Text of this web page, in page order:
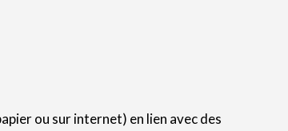
ou sur internet) en lien avec des